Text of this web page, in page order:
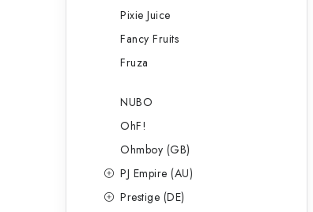
Pixie Juice
Fancy Fruits
Fruza
NUBO
OhF!
Ohmboy (GB)
PJ Empire (AU)
Prestige (DE)